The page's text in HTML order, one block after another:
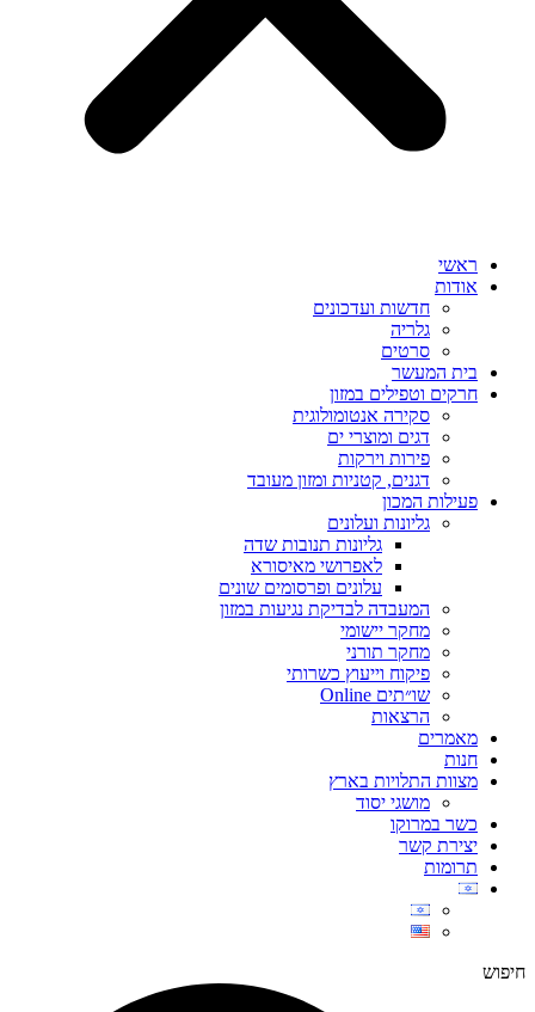
ראשי
אודות
חדשות ועדכונים
גלריה
סרטים
בית המעשר
חרקים וטפילים במזון
סקירה אנטומולוגית
דגים ומוצרי ים
פירות וירקות
דגנים, קטניות ומזון מעובד
פעילות המכון
גליונות ועלונים
גליונות תנובות שדה
לאפרושי מאיסורא
עלונים ופרסומים שונים
המעבדה לבדיקת נגיעות במזון
מחקר יישומי
מחקר תורני
פיקוח וייעוץ כשרותי
שו״תים Online
הרצאות
מאמרים
חנות
מצוות התלויות בארץ
מושגי יסוד
כשר במרוקו
יצירת קשר
תרומות
חיפוש